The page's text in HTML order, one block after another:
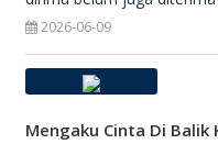
2026-06-09